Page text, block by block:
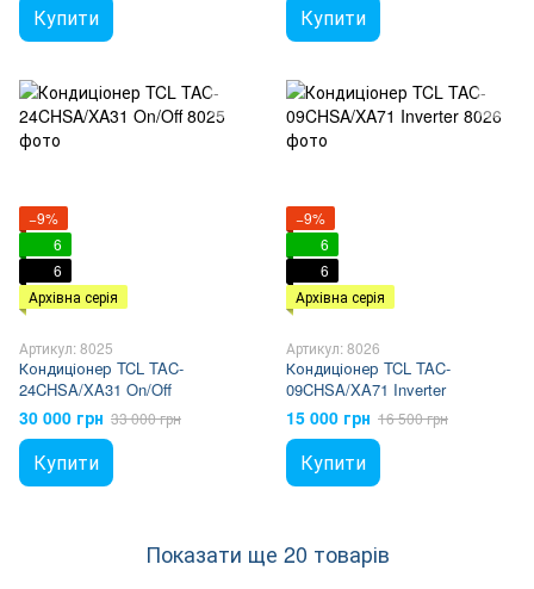
Купити Купити
−9%
6
6
Архівна серія
Артикул: 8025
Кондиціонер TCL TAC-
24CHSA/XA31 On/Off
30 000 грн 33 000 грн
Купити
−9%
6
6
Архівна серія
Артикул: 8026
Кондиціонер TCL TAC-
09CHSA/XA71 Inverter
15 000 грн 16 500 грн
Купити
Показати ще 20 товарів